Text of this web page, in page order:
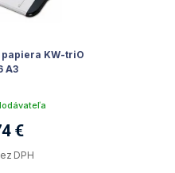
KW-triO
A3
€
DPH